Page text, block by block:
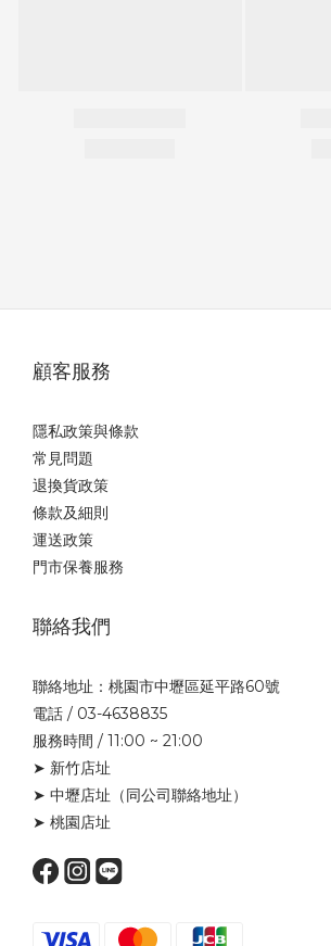
顧客服務
隱私政策與條款
常見問題
退換貨政策
條款及細則
運送政策
門市保養服務
聯絡我們
聯絡地址：桃園市中壢區延平路60號
電話 / 03-4638835
服務時間 / 11:00 ~ 21:00
➤ 新竹店址
➤ 中壢店址 （同公司聯絡地址）
➤ 桃園店址